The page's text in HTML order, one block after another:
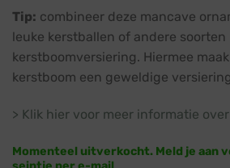
Tip: combineer deze mancave
leuke kerstballen of andere soorten
kerstboomversiering. Hiermee
kerstboom een geweldige
> Klik hier voor meer informatie
Momenteel uitverkocht. Meld je aan